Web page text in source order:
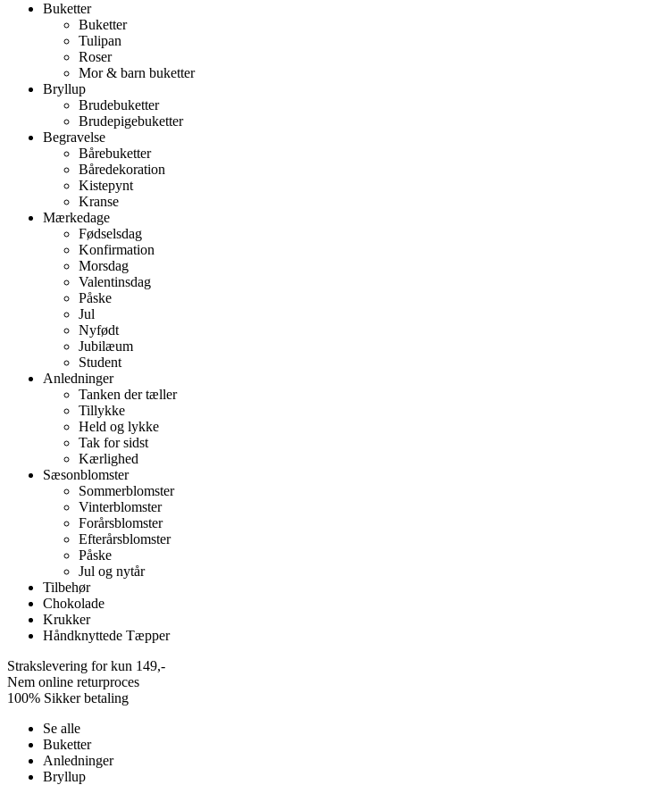
Buketter
Buketter
Tulipan
Roser
Mor & barn buketter
Bryllup
Brudebuketter
Brudepigebuketter
Begravelse
Bårebuketter
Båredekoration
Kistepynt
Kranse
Mærkedage
Fødselsdag
Konfirmation
Morsdag
Valentinsdag
Påske
Jul
Nyfødt
Jubilæum
Student
Anledninger
Tanken der tæller
Tillykke
Held og lykke
Tak for sidst
Kærlighed
Sæsonblomster
Sommerblomster
Vinterblomster
Forårsblomster
Efterårsblomster
Påske
Jul og nytår
Tilbehør
Chokolade
Krukker
Håndknyttede Tæpper
Strakslevering for kun 149,-
Nem online returproces
100% Sikker betaling
Se alle
Buketter
Anledninger
Bryllup